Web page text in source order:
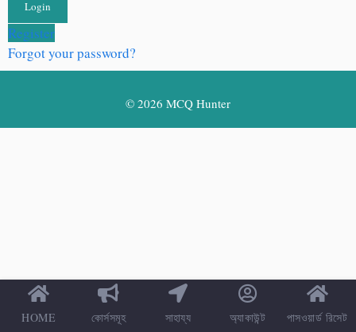
Register
Forgot your password?
© 2026 MCQ Hunter
HOME কোর্সসমূহ সাহায্য অ্যাকাউন্ট পাসওয়ার্ড রিসেট